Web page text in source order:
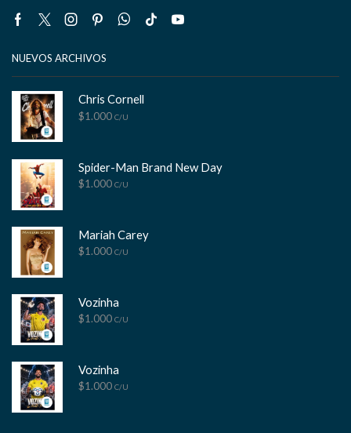
Facebook
TwitterInstagram
PinterestWhatsapp
Tik- Youtube
NUEVOS ARCHIVOS
Chris Cornell
$1.000 C/U
Spider-Man Brand New Day
$1.000 C/U
Mariah Carey
$1.000 C/U
Vozinha
$1.000 C/U
Vozinha
$1.000 C/U